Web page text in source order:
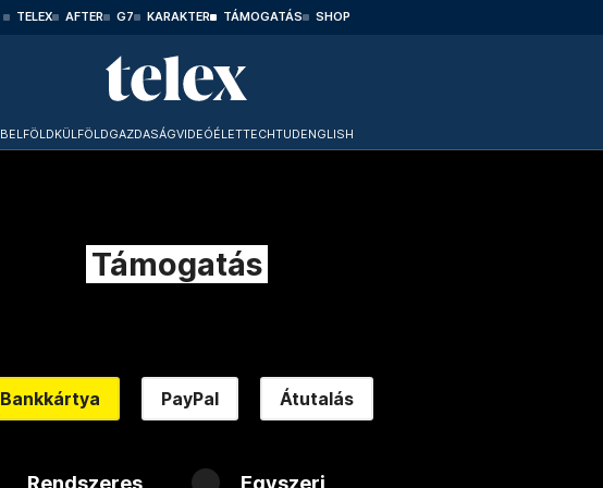
TELEX AFTER G7 KARAKTER TÁMOGATÁS SHOP
BELFÖLDKÜLFÖLDGAZDASÁGVIDEÓÉLETTECHTUDENGLISH
Támogatás
Bankkártya PayPal Átutalás
Rendszeres Egyszeri